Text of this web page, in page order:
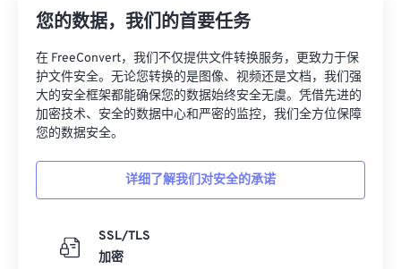
您的数据，我们的首要任务
在 FreeConvert，我们不仅提供文件转换服务，更致力于保
护文件安全。无论您转换的是图像、视频还是文档，我们强
大的安全框架都能确保您的数据始终安全无虞。凭借先进的
加密技术、安全的数据中心和严密的监控，我们全方位保障
您的数据安全。
详细了解我们对安全的承诺
SSL/TLS
加密